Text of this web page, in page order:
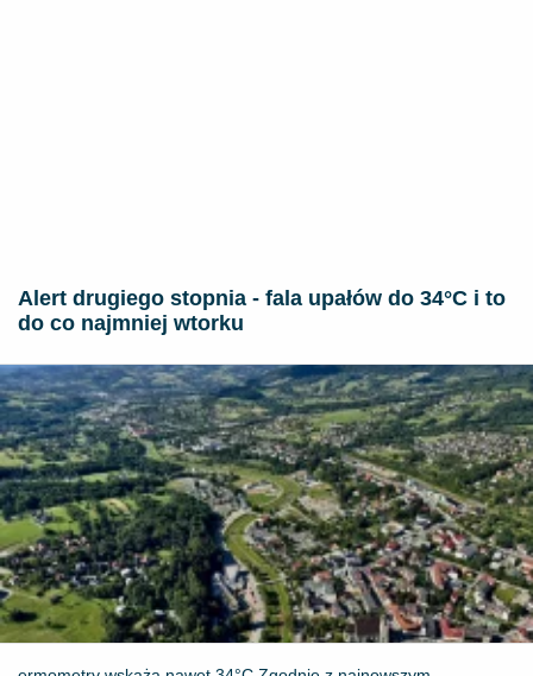
Alert drugiego stopnia - fala upałów do 34°C i to
do co najmniej wtorku